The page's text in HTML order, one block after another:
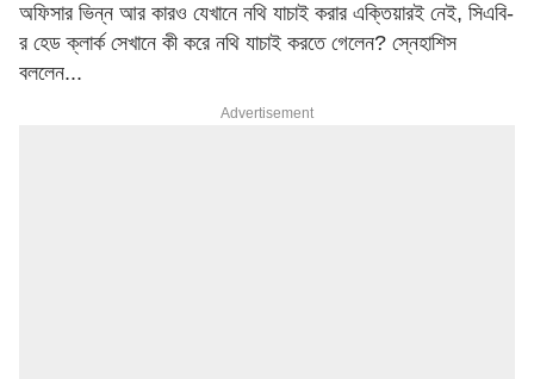
অফিসার ভিন্ন আর কারও যেখানে নথি যাচাই করার এক্তিয়ারই নেই, সিএবি-
র হেড ক্লার্ক সেখানে কী করে নথি যাচাই করতে গেলেন? স্নেহাশিস
বললেন...
Advertisement